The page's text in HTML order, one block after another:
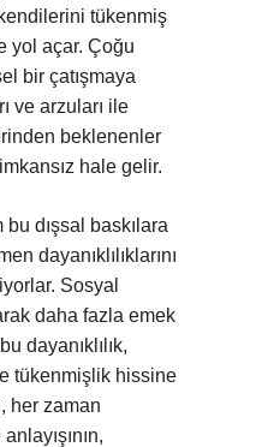
tükenmiş
yol açar. Çoğu
bir çatışmaya
ve arzuları ile
beklenenler
hale gelir.
bu dışsal baskılara
dayanıklılıklarını
Sosyal
daha fazla emek
dayanıklılık,
tükenmişlik hissine
her zaman